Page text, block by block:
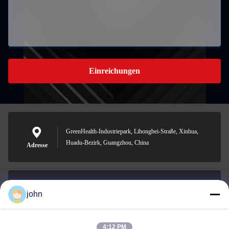
Einreichungen
Adresse
GreenHealth-Industriepark, Lihongbei-Straße, Xinhua,
Huadu-Bezirk, Guangzhou, China
john
4:12 PM